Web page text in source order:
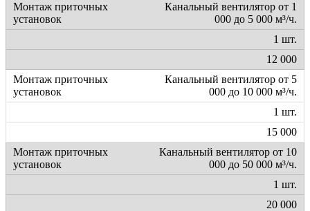
Канальный вентилятор от 1
000 до 5 000 м³/ч.
1 шт.
12 000
Канальный вентилятор от 5
000 до 10 000 м³/ч.
1 шт.
15 000
Канальный вентилятор от 10
000 до 50 000 м³/ч.
1 шт.
20 000